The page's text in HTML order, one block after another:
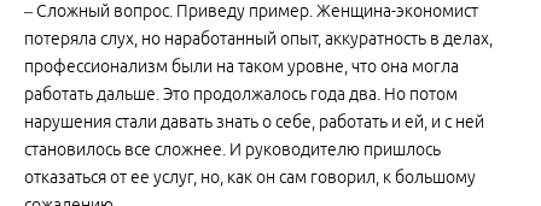
– Сложный вопрос. Приведу пример. Женщина-экономист
потеряла слух, но наработанный опыт, аккуратность в делах,
профессионализм были на таком уровне, что она могла
работать дальше. Это продолжалось года два. Но потом
нарушения стали давать знать о себе, работать и ей, и с ней
становилось все сложнее. И руководителю пришлось
отказаться от ее услуг, но, как он сам говорил, к большому